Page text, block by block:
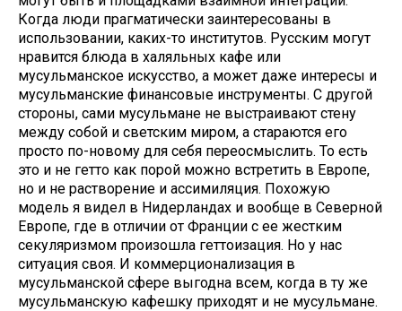
Когда люди прагматически заинтересованы в
использовании, каких-то институтов. Русским могут
нравится блюда в халяльных кафе или
мусульманское искусство, а может даже интересы и
мусульманские финансовые инструменты. С другой
стороны, сами мусульмане не выстраивают стену
между собой и светским миром, а стараются его
просто по-новому для себя переосмыслить. То есть
это и не гетто как порой можно встретить в Европе,
но и не растворение и ассимиляция. Похожую
модель я видел в Нидерландах и вообще в Северной
Европе, где в отличии от Франции с ее жестким
секуляризмом произошла геттоизация. Но у нас
ситуация своя. И коммерционализация в
мусульманской сфере выгодна всем, когда в ту же
мусульманскую кафешку приходят и не мусульмане.